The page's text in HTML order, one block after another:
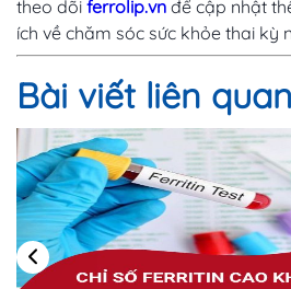
theo dõi ferrolip.vn để cập nhật
ích về chăm sóc sức khỏe thai kỳ
Bài viết liên quan